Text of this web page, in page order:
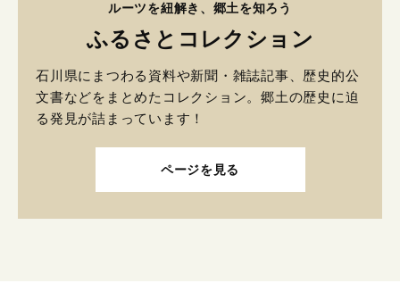
ルーツを紐解き、郷土を知ろう
ふるさとコレクション
石川県にまつわる資料や新聞・雑誌記事、歴史的公
文書などをまとめたコレクション。郷土の歴史に迫
る発見が詰まっています！
ページを見る